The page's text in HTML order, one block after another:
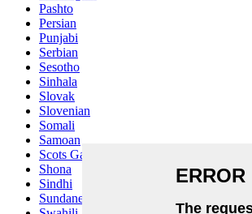
Pashto
Persian
Punjabi
Serbian
Sesotho
Sinhala
Slovak
Slovenian
Somali
Samoan
Scots Gaelic
Shona
Sindhi
Sundanese